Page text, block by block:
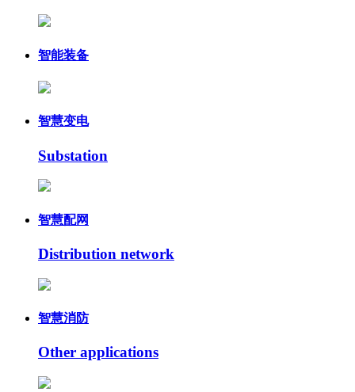
智能装备
智慧变电
Substation
智慧配网
Distribution network
智慧消防
Other applications